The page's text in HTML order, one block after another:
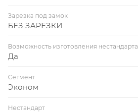
Зарезка под замок
БЕЗ ЗАРЕЗКИ
Возможность изготовления нестандарта
Да
Сегмент
Эконом
Нестандарт